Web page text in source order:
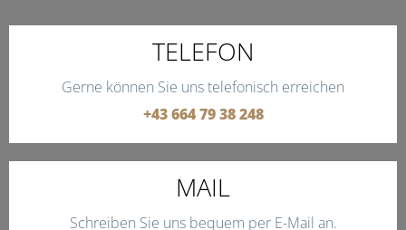
TELEFON
Gerne können Sie uns telefonisch erreichen
+43 664 79 38 248
MAIL
Schreiben Sie uns bequem per E-Mail an.